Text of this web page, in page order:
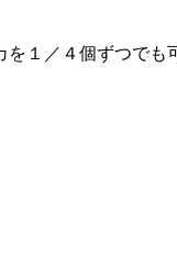
１／４個ずつでも